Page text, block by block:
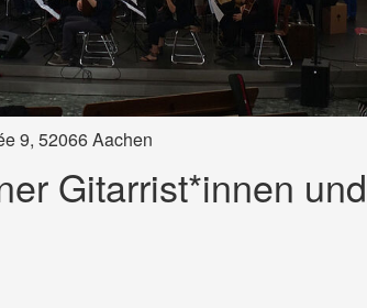
9, 52066 Aachen
Gitarrist*innen und